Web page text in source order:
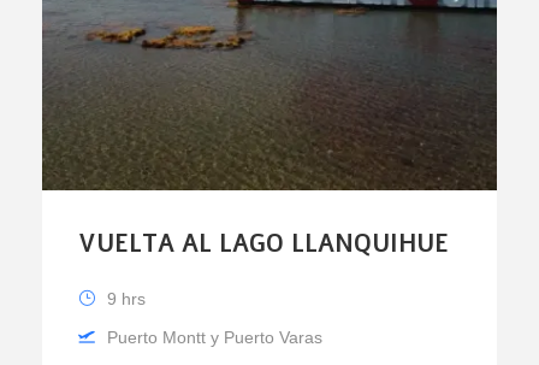
VUELTA AL LAGO LLANQUIHUE
9 hrs
Puerto Montt y Puerto Varas